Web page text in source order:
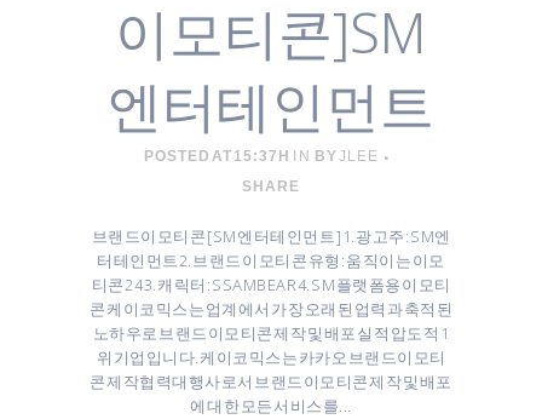
이모티콘]SM
엔터테인먼트
POSTED AT 15:37H IN BYJLEE
SHARE
브랜드이모티콘 [ SM 엔터테인먼트 ] 1. 광고주 : SM엔
터테인먼트 ​2. 브랜드 이모티콘 유형 : 움직이는 이모
티콘 24 3. 캐릭터 : SSAMBEAR 4. SM 플랫폼용 이모티
콘 케이코믹스는 업계에서 가장 오래된 업력과 축적된
노하우로 브랜드이모티콘 제작 및 배포 실적 압도적 1
위 기업입니다. 케이코믹스는 카카오 브랜드이모티
콘 제작협력대행사로서 브랜드이모티콘 제작 및 배포
에 대한 모든 서비스를...